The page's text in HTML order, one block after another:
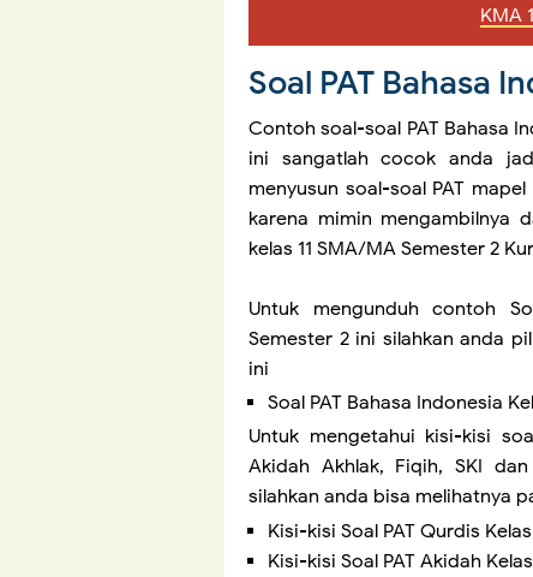
KMA
Soal PAT Bahasa
Contoh soal-soal PAT Bahasa
ini sangatlah cocok anda
menyusun soal-soal PAT
karena mimin mengambilnya
kelas 11 SMA/MA Semester 2
Untuk mengunduh contoh
Semester 2 ini silahkan anda
ini
Soal PAT Bahasa Indonesia
Untuk mengetahui kisi-kisi
Akidah Akhlak, Fiqih, SKI
silahkan anda bisa melihatnya
Kisi-kisi Soal PAT Qurdis
Kisi-kisi Soal PAT Akidah